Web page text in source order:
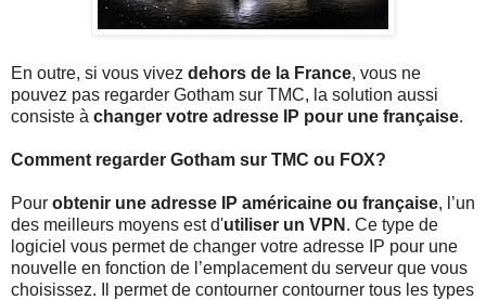
En outre, si vous vivez dehors de la France, vous ne
pouvez pas regarder Gotham sur TMC, la solution aussi
consiste à changer votre adresse IP pour une française.
Comment regarder Gotham sur TMC ou FOX?
Pour obtenir une adresse IP américaine ou française, l’un
des meilleurs moyens est d'utiliser un VPN . Ce type de
logiciel vous permet de changer votre adresse IP pour une
nouvelle en fonction de l’emplacement du serveur que vous
choisissez. Il permet de contourner contourner tous les types